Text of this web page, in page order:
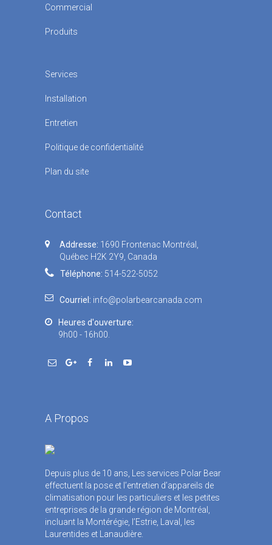
du système pour votre maison ainsi que
permettant un confort sans égal pour de
Commercial
Produits
Services
Installation
Entretien
Politique de confidentialité
Plan du site
Contact
Addresse: 1690 Frontenac Montréal,
Québec H2K 2Y9, Canada
Téléphone: 514-522-5052
Courriel: info@polarbearcanada.com
Heures d'ouverture:
9h00 - 16h00.
A Propos
Depuis plus de 10 ans, Les services Polar Bear
effectuent la pose et l’entretien d’appareils de
climatisation pour les particuliers et les petites
entreprises de la grande région de Montréal,
incluant la Montérégie, l’Estrie, Laval, les
Laurentides et Lanaudière.